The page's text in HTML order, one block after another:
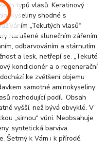
typů vlasů. Keratinový
shodné s
„Tekutých vlasů“
narušené slunečním zářením,
odbarvováním a stárnutím.
a lesk, netřepí se. „Tekuté
kondicionér a o regenerační
ke zvětšení objemu
samotné aminokyseliny
rozhodující podíl. Obsah
vyšší, než bývá obvyklé. V
„sirnou“ vůni. Neobsahuje
syntetická barviva.
Šetrný k Vám i k přírodě.